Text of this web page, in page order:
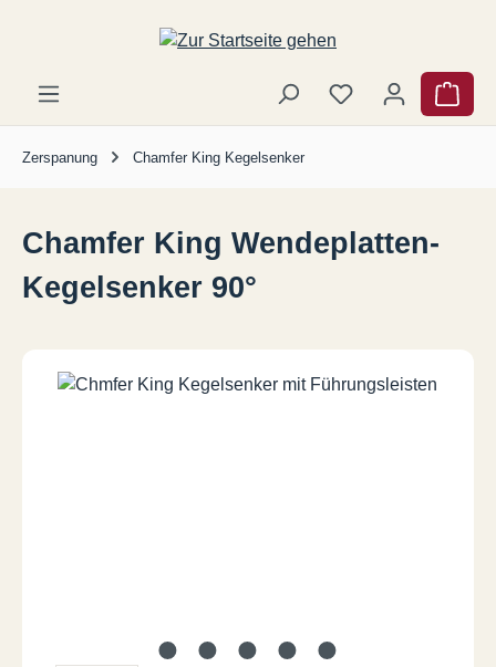
Zum Hauptinhalt springen
Zerspanung Chamfer King Kegelsenker
Chamfer King Wendeplatten-
Kegelsenker 90°